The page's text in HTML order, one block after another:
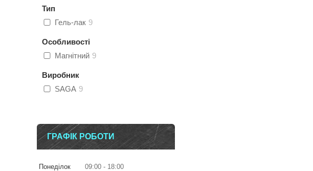
Тип
Гель-лак 9
Особливості
Магнітний 9
Виробник
SAGA 9
ГРАФІК РОБОТИ
Понеділок 09:00
18:00